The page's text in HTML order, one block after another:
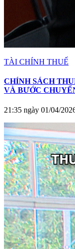
TÀI CHÍNH THUẾ
CHÍNH SÁCH
VÀ BƯỚC
21:35 ngày 01/04/